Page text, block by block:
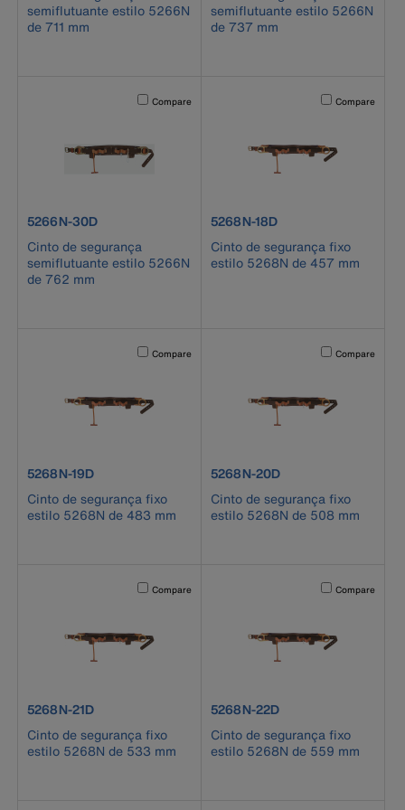
semiflutuante estilo 5266N
de 711 mm
semiflutuante estilo 5266N
de 737 mm
Activating this element will cause content on the page to
Compare
product number 5266N-30D
5266N-30D
Cinto de segurança
semiflutuante estilo 5266N
de 762 mm
Activating this
Compare
product number 5268N-18D
5268N-18D
Cinto de segurança fixo
estilo 5268N de 457 mm
Activating this element will cause content on the page to
Compare
product number 5268N-19D
5268N-19D
Cinto de segurança fixo
estilo 5268N de 483 mm
Activating this
Compare
product number 5268N-20D
5268N-20D
Cinto de segurança fixo
estilo 5268N de 508 mm
Activating this element will cause content on the page to
Compare
product number 5268N-21D
5268N-21D
Cinto de segurança fixo
estilo 5268N de 533 mm
Activating this
Compare
product number 5268N-22D
5268N-22D
Cinto de segurança fixo
estilo 5268N de 559 mm